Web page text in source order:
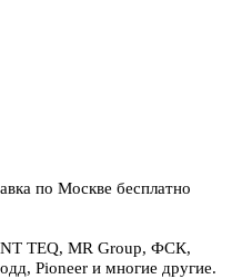
по Москве бесплатно
TEQ, MR Group, ФСК,
Pioneer и многие другие.